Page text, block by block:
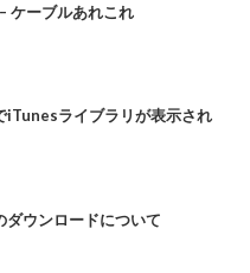
ケーブルあれこれ
iTunesライブラリが表示され
ウンロードについて